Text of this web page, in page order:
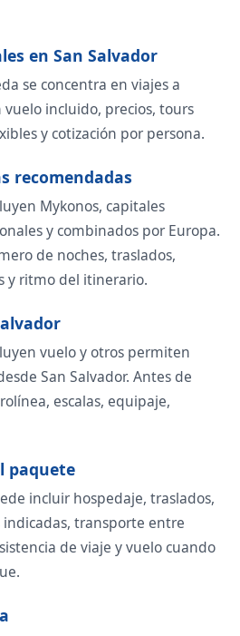
en San Salvador
se concentra en viajes a
incluido, precios, tours
y cotización por persona.
recomendadas
Mykonos, capitales
y combinados por Europa.
de noches, traslados,
y ritmo del itinerario.
vuelo y otros permiten
San Salvador. Antes de
escalas, equipaje,
paquete
incluir hospedaje, traslados,
transporte entre
de viaje y vuelo cuando